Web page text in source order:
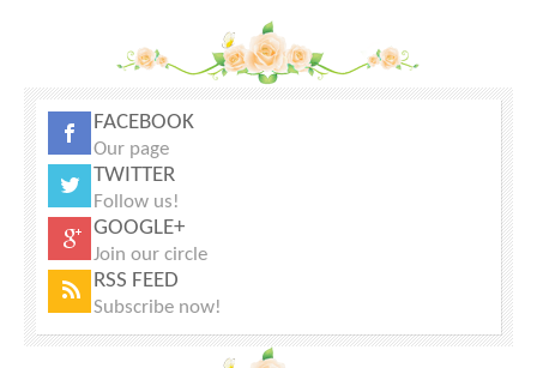
FACEBOOK
Our page
TWITTER
Follow us!
GOOGLE+
Join our circle
RSS FEED
Subscribe now!